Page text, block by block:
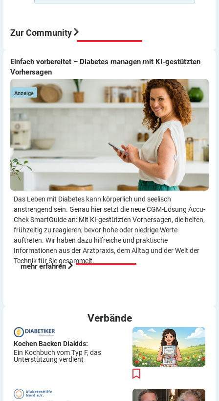
immer wieder so machen.
Zur Community
Einfach vorbereitet – Diabetes managen mit KI-gestützten
Vorhersagen
Einfach vorbereitet – Diabetes managen mit KI-gestützten
Vorhersagen
Anzeige
Das Leben mit Diabetes kann körperlich und seelisch
anstrengend sein. Genau hier setzt die neue CGM-Lösung Accu-
Chek SmartGuide an: Mit KI-gestützten Vorher­sagen, die helfen,
frühzeitig zu reagieren, bevor hohe oder niedrige Werte
auftreten. Wir haben dazu hilf­reiche und praktische
Informationen aus der Arzt­praxis, dem Alltag und der Welt der
Technik für Sie gesammelt.
mehr erfahren
Verbände
Kochen Backen Diakids:
Ein Kochbuch vom Typ F, das
Unterstützung verdient